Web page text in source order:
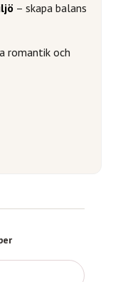
– skapa balans
romantik och